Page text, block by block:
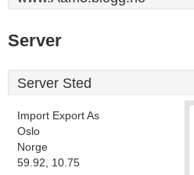
Server
Server Sted
Import Export As
Oslo
Norge
59.92, 10.75